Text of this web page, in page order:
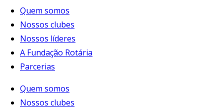
Quem somos
Nossos clubes
Nossos líderes
A Fundação Rotária
Parcerias
Quem somos
Nossos clubes